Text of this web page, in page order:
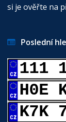
si je ověřte na
Poslední
111
H0E
K7K